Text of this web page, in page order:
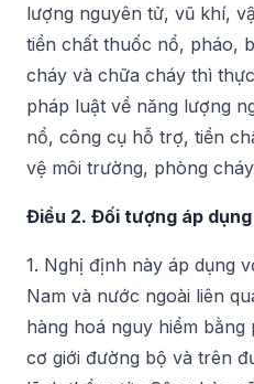
lượng nguyên tử, vũ khí,
tiền chất thuốc nổ, pháo,
cháy và chữa cháy thì
pháp luật về năng lượng
nổ, công cụ hỗ trợ, tiền
vệ môi trường, phòng
Điều 2. Đối tượng áp dụng
1. Nghị định này áp dụng
Nam và nước ngoài liên
hàng hoá nguy hiểm bằng
cơ giới đường bộ và trên